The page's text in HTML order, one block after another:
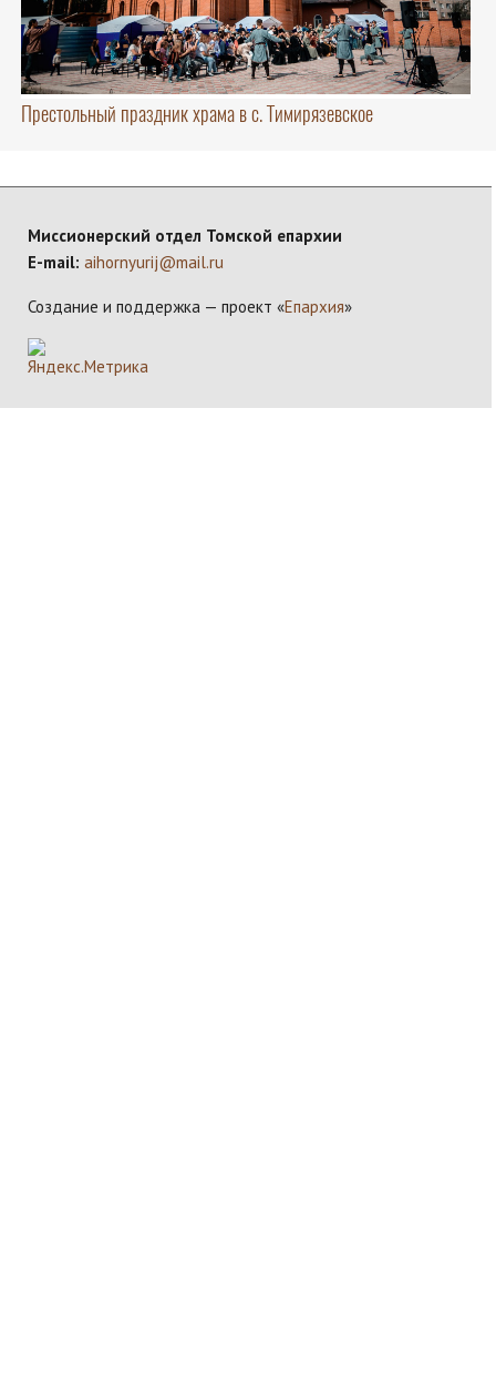
Престольный праздник храма в с. Тимирязевское
Миссионерский отдел Томской епархии
E-mail: aihornyurij@mail.ru
Создание и поддержка — проект «Епархия»